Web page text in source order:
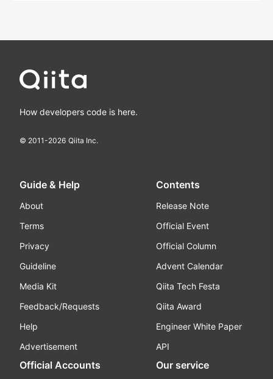
How developers code is here.
© 2011-2026 Qiita Inc.
Guide & Help
About
Terms
Privacy
Guideline
Media Kit
Feedback/Requests
Help
Advertisement
Contents
Release Note
Official Event
Official Column
Advent Calendar
Qiita Tech Festa
Qiita Award
Engineer White Paper
API
Official Accounts Our service